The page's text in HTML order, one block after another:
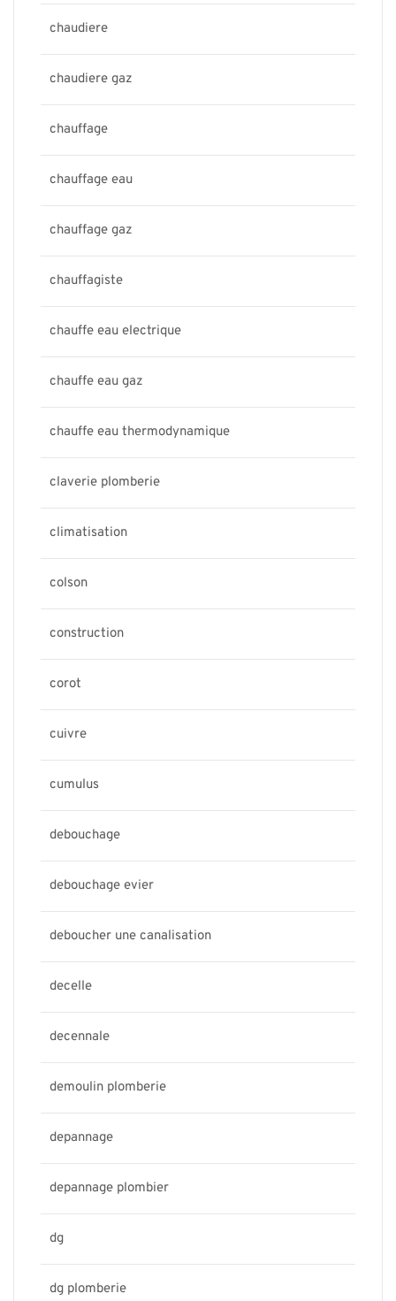
chaudiere
chaudiere gaz
chauffage
chauffage eau
chauffage gaz
chauffagiste
chauffe eau electrique
chauffe eau gaz
chauffe eau thermodynamique
claverie plomberie
climatisation
colson
construction
corot
cuivre
cumulus
debouchage
debouchage evier
deboucher une canalisation
decelle
decennale
demoulin plomberie
depannage
depannage plombier
dg
dg plomberie